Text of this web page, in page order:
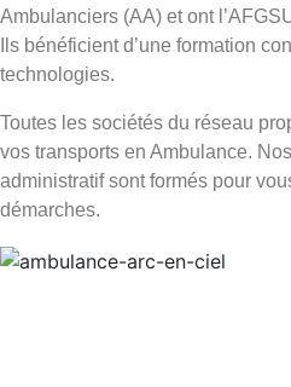
Ambulanciers (AA) et ont
Ils bénéficient d’une formation
technologies.
Toutes les sociétés du réseau
vos transports en Ambulance.
administratif sont formés pour
démarches.